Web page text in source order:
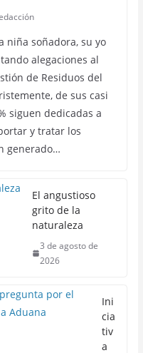
niña soñadora, su yo
alegaciones al
de Residuos del
de sus casi
siguen dedicadas a
y tratar los
generado…
El angustioso
grito de la
naturaleza
3 de agosto de
2026
Ini
cia
tiv
a